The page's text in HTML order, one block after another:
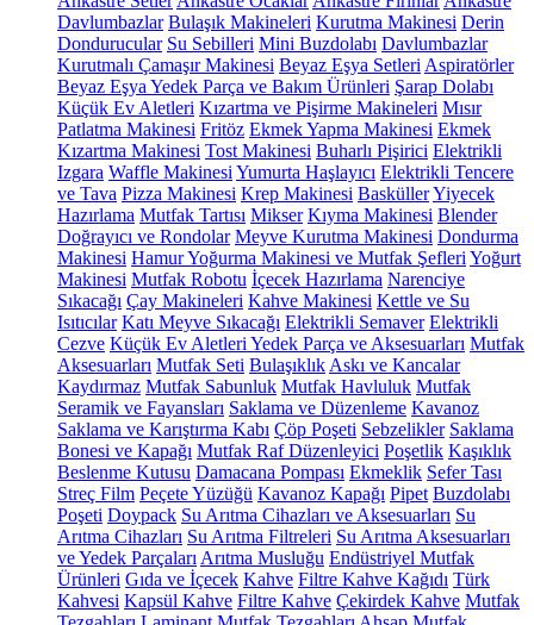
Davlumbazlar Bulaşık Makineleri Kurutma Makinesi Derin
Dondurucular Su Sebilleri Mini Buzdolabı Davlumbazlar
Kurutmalı Çamaşır Makinesi Beyaz Eşya Setleri Aspiratörler
Beyaz Eşya Yedek Parça ve Bakım Ürünleri Şarap Dolabı
Küçük Ev Aletleri Kızartma ve Pişirme Makineleri Mısır
Patlatma Makinesi Fritöz Ekmek Yapma Makinesi Ekmek
Kızartma Makinesi Tost Makinesi Buharlı Pişirici Elektrikli
Izgara Waffle Makinesi Yumurta Haşlayıcı Elektrikli Tencere
ve Tava Pizza Makinesi Krep Makinesi BasküllerYiyecek
Hazırlama Mutfak Tartısı Mikser Kıyma Makinesi Blender
Doğrayıcı ve Rondolar Meyve Kurutma Makinesi Dondurma
Makinesi Hamur Yoğurma Makinesi ve Mutfak Şefleri Yoğurt
Makinesi Mutfak Robotu İçecek Hazırlama Narenciye
Sıkacağı Çay Makineleri Kahve Makinesi Kettle ve Su
Isıtıcılar Katı Meyve Sıkacağı Elektrikli Semaver Elektrikli
Cezve Küçük Ev Aletleri Yedek Parça ve Aksesuarları Mutfak
Aksesuarları Mutfak Seti Bulaşıklık Askı ve Kancalar
Kaydırmaz Mutfak Sabunluk Mutfak Havluluk Mutfak
Seramik ve Fayansları Saklama ve Düzenleme Kavanoz
Saklama ve Karıştırma Kabı Çöp Poşeti Sebzelikler Saklama
Bonesi ve Kapağı Mutfak Raf Düzenleyici Poşetlik Kaşıklık
Beslenme Kutusu Damacana Pompası Ekmeklik Sefer Tası
Streç Film Peçete Yüzüğü Kavanoz Kapağı Pipet Buzdolabı
Poşeti Doypack Su Arıtma Cihazları ve Aksesuarları Su
Arıtma Cihazları Su Arıtma Filtreleri Su Arıtma Aksesuarları
ve Yedek Parçaları Arıtma Musluğu Endüstriyel Mutfak
Ürünleri Gıda ve İçecek Kahve Filtre Kahve Kağıdı Türk
Kahvesi Kapsül Kahve Filtre Kahve Çekirdek Kahve Mutfak